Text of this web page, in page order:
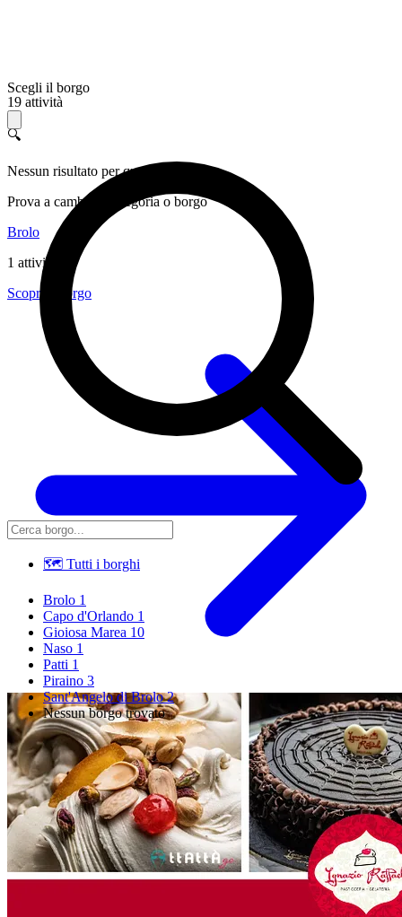
Scegli il borgo
🗺 Tutti i borghi
Brolo 1
Capo d'Orlando 1
Gioiosa Marea 10
Naso 1
Patti 1
Piraino 3
Sant'Angelo di Brolo 2
Nessun borgo trovato
19 attività
🔍
Nessun risultato per questo filtro
Prova a cambiare categoria o borgo
Brolo
1 attività
Scopri il borgo